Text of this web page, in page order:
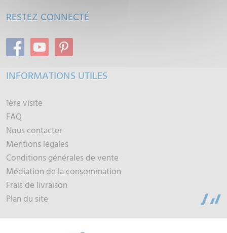
RESTEZ CONNECTÉ
INFORMATIONS UTILES
1ère visite
FAQ
Nous contacter
Mentions légales
Conditions générales de vente
Médiation de la consommation
Frais de livraison
Plan du site